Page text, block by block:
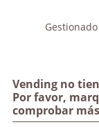
Vending no
Por favor,
comprobar